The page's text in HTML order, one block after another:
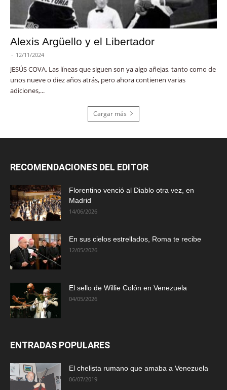
Alexis Argüello y el Libertador
- 12/11/2024
JESÚS COVA. Las líneas que siguen son ya algo añejas, tanto como de
unos nueve o diez años atrás, pero ahora contienen varias
adiciones,...
Cargar más
RECOMENDACIONES DEL EDITOR
Florentino venció al Diablo otra vez, en
Madrid
14/06/2026
En sus cielos estrellados, Roma te recibe
12/05/2026
El sello de Willie Colón en Venezuela
04/05/2026
ENTRADAS POPULARES
El chelista rumano que amaba a Venezuela
06/07/2019